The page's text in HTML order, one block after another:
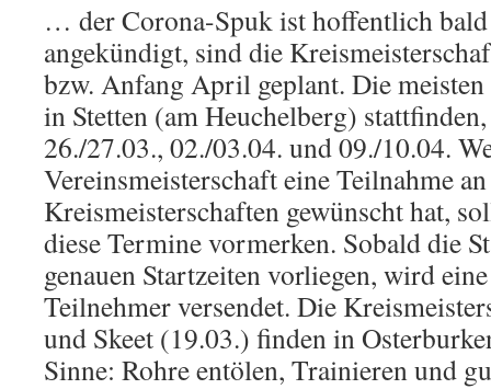
… der Corona-Spuk ist hoffentlich
angekündigt, sind die
bzw. Anfang April geplant. Die meisten
in Stetten (am Heuchelberg)
26./27.03., 02./03.04. und 09./10.04.
Vereinsmeisterschaft eine Teilnahme
Kreismeisterschaften gewünscht hat,
diese Termine vormerken. Sobald die
genauen Startzeiten vorliegen, wird
Teilnehmer versendet. Die
und Skeet (19.03.) finden in
Sinne: Rohre entölen, Trainieren und